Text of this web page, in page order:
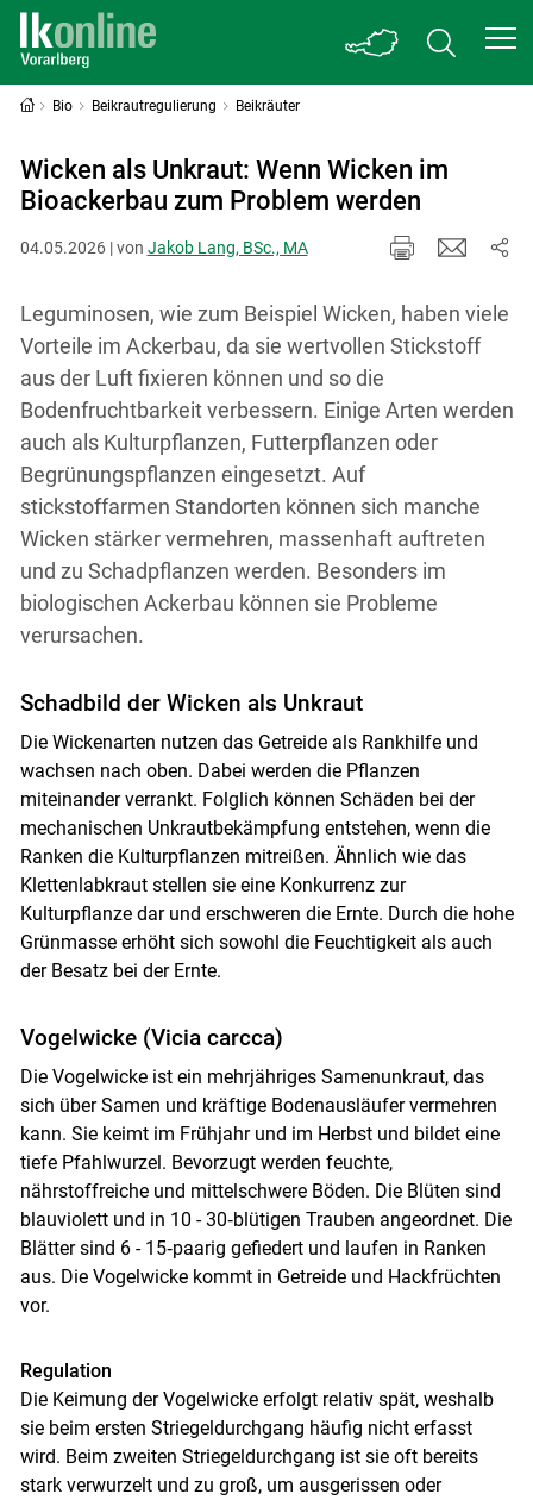
Bio Beikrautregulierung Beikräuter
Wicken als Unkraut: Wenn Wicken im
Bioackerbau zum Problem werden
04.05.2026 | von Jakob Lang, BSc., MA
Leguminosen, wie zum Beispiel Wicken, haben viele
Vorteile im Ackerbau, da sie wertvollen Stickstoff
aus der Luft fixieren können und so die
Bodenfruchtbarkeit verbessern. Einige Arten werden
auch als Kulturpflanzen, Futterpflanzen oder
Begrünungspflanzen eingesetzt. Auf
stickstoffarmen Standorten können sich manche
Wicken stärker vermehren, massenhaft auftreten
und zu Schadpflanzen werden. Besonders im
biologischen Ackerbau können sie Probleme
verursachen.
Schadbild der Wicken als Unkraut
Die Wickenarten nutzen das Getreide als Rankhilfe und
wachsen nach oben. Dabei werden die Pflanzen
miteinander verrankt. Folglich können Schäden bei der
mechanischen Unkrautbekämpfung entstehen, wenn die
Ranken die Kulturpflanzen mitreißen. Ähnlich wie das
Klettenlabkraut stellen sie eine Konkurrenz zur
Kulturpflanze dar und erschweren die Ernte. Durch die hohe
Grünmasse erhöht sich sowohl die Feuchtigkeit als auch
der Besatz bei der Ernte.
Vogelwicke (Vicia carcca)
Die Vogelwicke ist ein mehrjähriges Samenunkraut, das
sich über Samen und kräftige Bodenausläufer vermehren
kann. Sie keimt im Frühjahr und im Herbst und bildet eine
tiefe Pfahlwurzel. Bevorzugt werden feuchte,
nährstoffreiche und mittelschwere Böden. Die Blüten sind
blauviolett und in 10 - 30‑blütigen Trauben angeordnet. Die
Blätter sind 6 - 15‑paarig gefiedert und laufen in Ranken
aus. Die Vogelwicke kommt in Getreide und Hackfrüchten
vor.
Regulation
Die Keimung der Vogelwicke erfolgt relativ spät, weshalb
sie beim ersten Striegeldurchgang häufig nicht erfasst
wird. Beim zweiten Striegeldurchgang ist sie oft bereits
stark verwurzelt und zu groß, um ausgerissen oder